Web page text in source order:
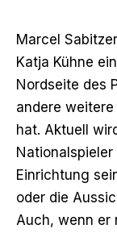
Marcel
Katja Kühne
Nordseite des
andere
hat. Aktuell
Einrichtung
oder die
Auch, wenn er